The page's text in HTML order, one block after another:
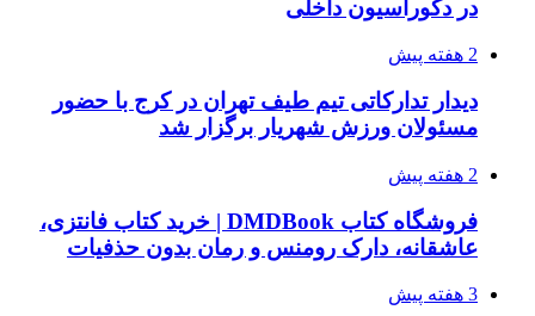
در دکوراسیون داخلی
2 هفته پیش
دیدار تدارکاتی تیم طیف تهران در کرج با حضور
مسئولان ورزش شهریار برگزار شد
2 هفته پیش
فروشگاه کتاب DMDBook | خرید کتاب فانتزی،
عاشقانه، دارک رومنس و رمان بدون حذفیات
3 هفته پیش